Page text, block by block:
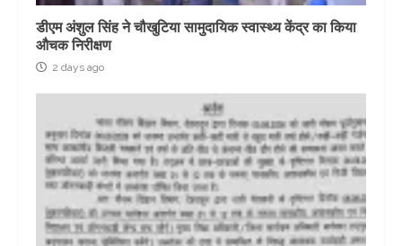
डीएम अंशुल सिंह ने चौखुटिया सामुदायिक स्वास्थ्य केंद्र का किया
औचक निरीक्षण
2 days ago